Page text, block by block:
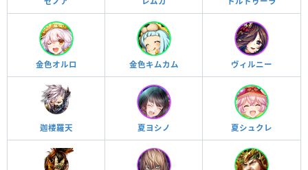
金色オルロ 金色キムカム ヴィルニー
迦楼羅天 夏ヨシノ 夏シュクレ